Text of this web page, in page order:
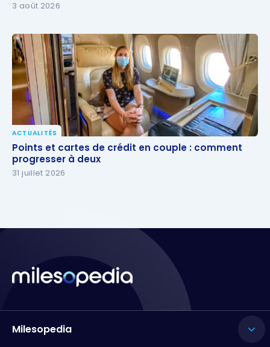
3 août 2026
Points et cartes de crédit en couple : comment
progresser à deux
ACTUALITÉS
Points et cartes de crédit en couple : comment
progresser à deux
31 juillet 2026
Milesopedia